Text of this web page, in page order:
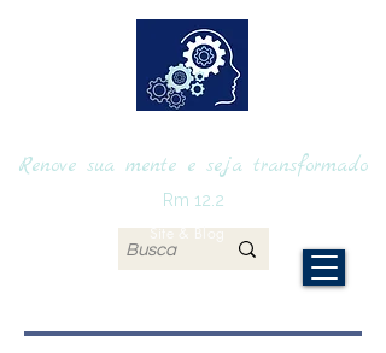
Renove sua mente e seja transformado
Site & Blog
Rm 12.2